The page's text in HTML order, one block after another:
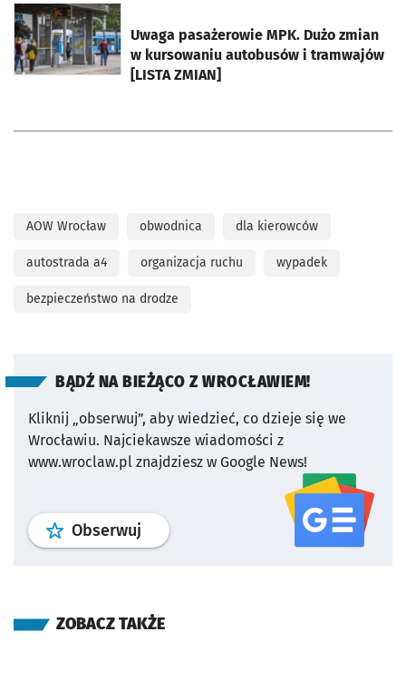
Uwaga pasażerowie MPK. Dużo zmian
w kursowaniu autobusów i tramwajów
[LISTA ZMIAN]
otworzy się w nowej karcie
AOW Wrocław obwodnica dla kierowców
autostrada a4 organizacja ruchu wypadek
bezpieczeństwo na drodze
BĄDŹ NA BIEŻĄCO Z WROCŁAWIEM!
Kliknij „obserwuj”, aby wiedzieć, co dzieje się we
Wrocławiu. Najciekawsze wiadomości z
www.wroclaw.pl znajdziesz w Google News!
Obserwuj profil serwisu
ZOBACZ TAKŻE